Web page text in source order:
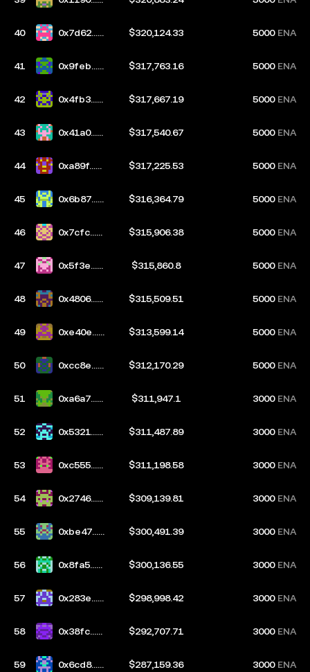
40
0x7d62...0
$320,124.33 5000 ENA
41
0x9feb...5
$317,763.16 5000 ENA
42
0x4fb3...4
$317,667.19 5000 ENA
43
0x41a0...6
$317,540.67 5000 ENA
44
0xa89f...e
$317,225.53 5000 ENA
45
0x6b87...7
$316,364.79 5000 ENA
46
0x7cfc...1
$315,906.38 5000 ENA
47
0x5f3e...9
$315,860.8 5000 ENA
48
0x4806...4
$315,509.51 5000 ENA
49
0xe40e...e
$313,599.14 5000 ENA
50
0xcc8e...9
$312,170.29 5000 ENA
51
0xa6a7...6
$311,947.1 3000 ENA
52
0x5321...2
$311,487.89 3000 ENA
53
0xc555...4
$311,198.58 3000 ENA
54
0x2746...e
$309,139.81 3000 ENA
55
0xbe47...1
$300,491.39 3000 ENA
56
0x8fa5...8
$300,136.55 3000 ENA
57
0x283e...6
$298,998.42 3000 ENA
58
0x38fc...2
$292,707.71 3000 ENA
59
0x6cd8...b
$287,159.36 3000 ENA